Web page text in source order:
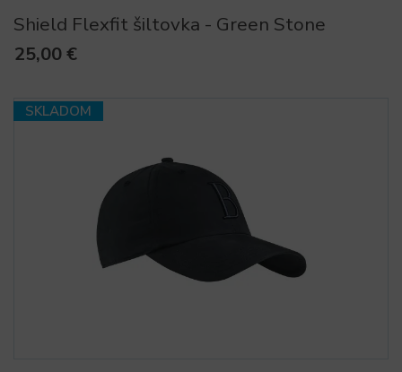
Shield Flexfit šiltovka - Green Stone
25,00 €
SKLADOM